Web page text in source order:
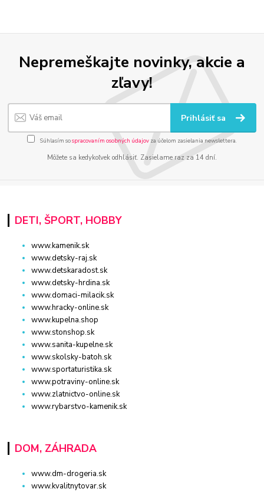
Nepremeškajte novinky, akcie a
zľavy!
Prihlásiť sa
Súhlasím sospracovaním osobných údajov za účelom zasielania newslettera.
Môžete sa kedykoľvek odhlásiť. Zasielame raz za 14 dní.
DETI, ŠPORT, HOBBY
www.kamenik.sk
www.detsky-raj.sk
www.detskaradost.sk
www.detsky-hrdina.sk
www.domaci-milacik.sk
www.hracky-online.sk
www.kupelna.shop
www.stonshop.sk
www.sanita-kupelne.sk
www.skolsky-batoh.sk
www.sportaturistika.sk
www.potraviny-online.sk
www.zlatnictvo-online.sk
www.rybarstvo-kamenik.sk
DOM, ZÁHRADA
www.dm-drogeria.sk
www.kvalitnytovar.sk